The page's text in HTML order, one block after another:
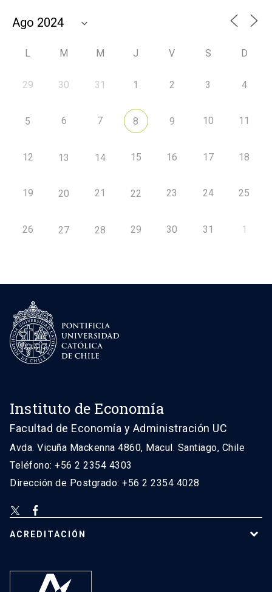
L M M J V S D
29 30 31 1 2 3 4
5 6 7 8 9 10 11
12 13 14 15 16 17 18
19 20 21 22 23 24 25
26 27 28 29 30 31 1
Instituto de Economía
Facultad de Economía y Administración UC
Avda. Vicuña Mackenna 4860, Macul. Santiago, Chile
Teléfono: +56 2 2354 4303
Dirección de Postgrado: +56 2 2354 4028
ACREDITACIÓN